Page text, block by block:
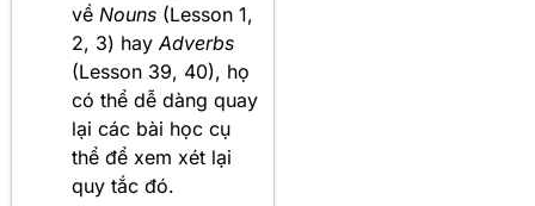
về Nouns (Lesson 1,
2, 3) hay Adverbs
(Lesson 39, 40), họ
có thể dễ dàng quay
lại các bài học cụ
thể để xem xét lại
quy tắc đó.